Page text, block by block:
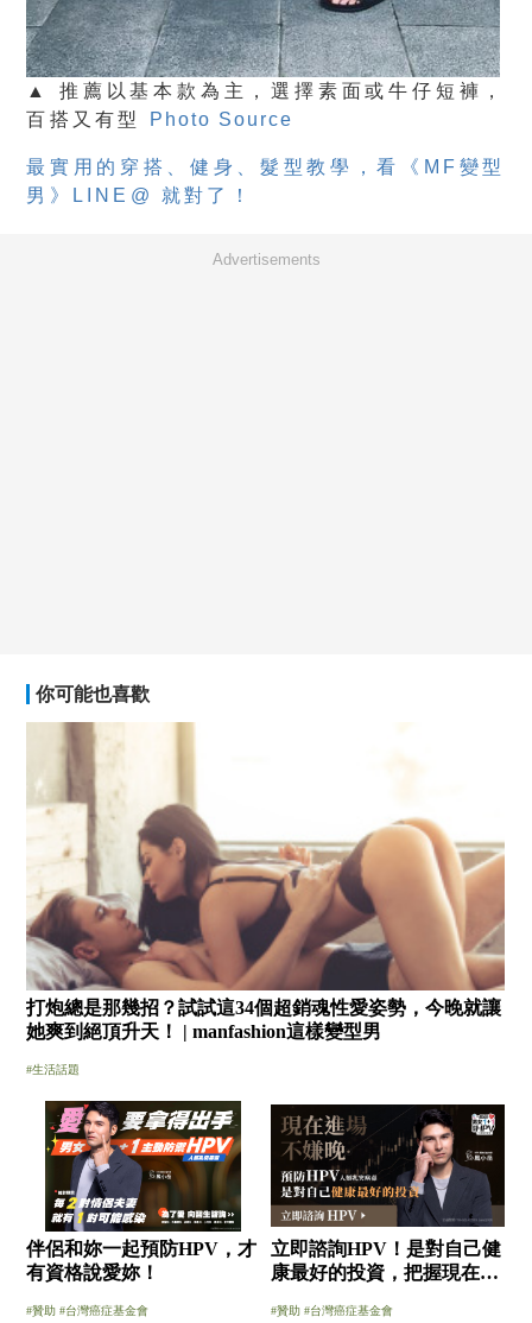
▲ 推薦以基本款為主，選擇素面或牛仔短褲，
百搭又有型
Photo Source
最實用的穿搭、健身、髮型教學，看《MF變型
男》LINE@ 就對了！
Advertisements